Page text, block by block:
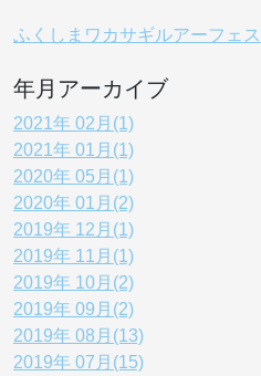
ふくしまワカサギルアーフェ
年月アーカイブ
2021年 02月(1)
2021年 01月(1)
2020年 05月(1)
2020年 01月(2)
2019年 12月(1)
2019年 11月(1)
2019年 10月(2)
2019年 09月(2)
2019年 08月(13)
2019年 07月(15)